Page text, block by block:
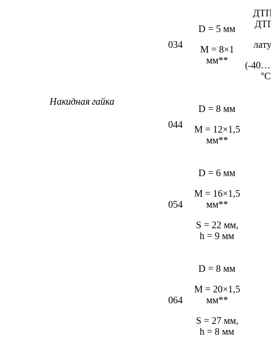
Накидная гайка
034
D = 5 мм
М = 8×1
мм**
(-
044
D = 8 мм
M = 12×1,5
мм**
054
D = 6 мм
М = 16×1,5
мм**
S = 22 мм,
h = 9 мм
064
D = 8 мм
M = 20×1,5
мм**
S = 27 мм,
h = 8 мм